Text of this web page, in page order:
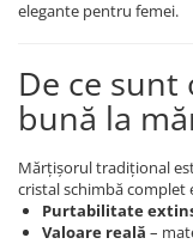
elegante pentru femei.
De ce
bună la
Mărțișorul tradițional
cristal schimbă complet
Purtabilitate
Valoare reală –